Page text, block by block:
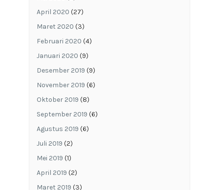
April 2020 (27)
Maret 2020 (3)
Februari 2020 (4)
Januari 2020 (9)
Desember 2019 (9)
November 2019 (6)
Oktober 2019 (8)
September 2019 (6)
Agustus 2019 (6)
Juli 2019 (2)
Mei 2019 (1)
April 2019 (2)
Maret 2019 (3)